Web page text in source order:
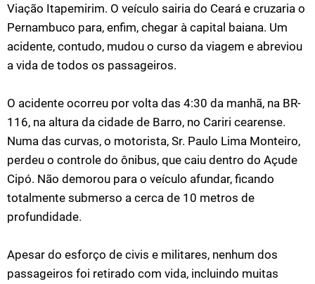
Viação Itapemirim. O veículo sairia do Ceará e cruzaria o
Pernambuco para, enfim, chegar à capital baiana. Um
acidente, contudo, mudou o curso da viagem e abreviou
a vida de todos os passageiros.
O acidente ocorreu por volta das 4:30 da manhã, na BR-
116, na altura da cidade de Barro, no Cariri cearense.
Numa das curvas, o motorista, Sr. Paulo Lima Monteiro,
perdeu o controle do ônibus, que caiu dentro do Açude
Cipó. Não demorou para o veículo afundar, ficando
totalmente submerso a cerca de 10 metros de
profundidade.
Apesar do esforço de civis e militares, nenhum dos
passageiros foi retirado com vida, incluindo muitas